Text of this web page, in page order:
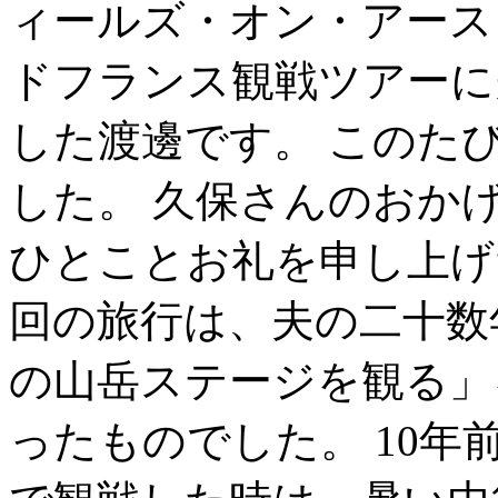
ィールズ・オン・アー
ドフランス観戦ツアー
した渡邊です。 このた
した。 久保さんのおか
ひとことお礼を申し上
回の旅行は、夫の二十
の山岳ステージを観る
ったものでした。 10年